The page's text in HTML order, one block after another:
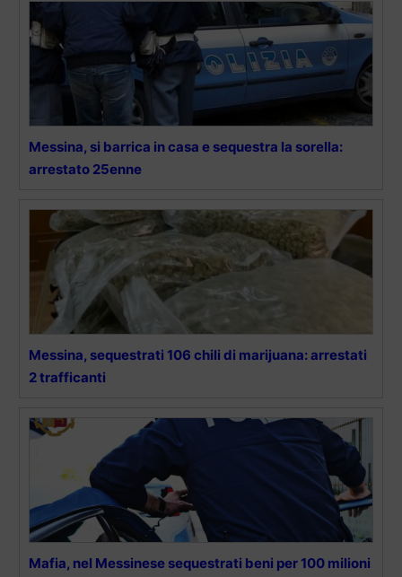
Messina, si barrica in casa e sequestra la sorella:
arrestato 25enne
Messina, sequestrati 106 chili di marijuana: arrestati
2 trafficanti
Mafia, nel Messinese sequestrati beni per 100 milioni